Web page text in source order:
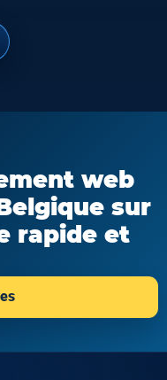
web
sur
rapide et